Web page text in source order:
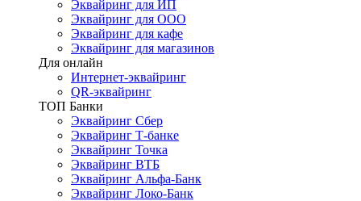
Эквайринг для ИП
Эквайринг для ООО
Эквайринг для кафе
Эквайринг для магазинов
Для онлайн
Интернет-эквайринг
QR-эквайринг
ТОП Банки
Эквайринг Сбер
Эквайринг Т-банке
Эквайринг Точка
Эквайринг ВТБ
Эквайринг Альфа-Банк
Эквайринг Локо-Банк